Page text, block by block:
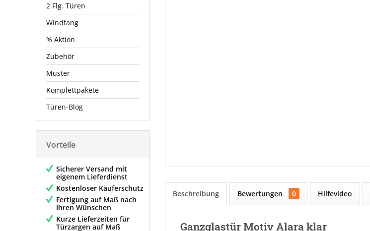
2 Flg. Türen
Windfang
% Aktion
Zubehör
Muster
Komplettpakete
Türen-Blog
Vorteile
Sicherer Versand mit
eigenem Lieferdienst
Kostenloser Käuferschutz
Fertigung auf Maß nach
Ihren Wünschen
Kurze Lieferzeiten für
Türzargen auf Maß
Beschreibung Bewertungen 0 Hilfevideo
Ganzglastür Motiv Alara klar